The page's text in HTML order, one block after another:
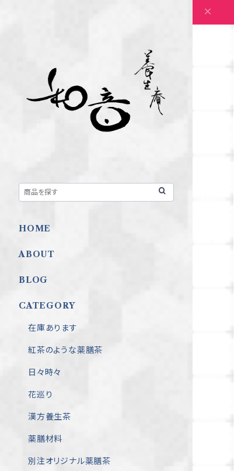
HOME
ABOUT
BLOG
CATEGORY
在庫あります
紅茶のような薬膳茶
日々時々
花巡り
漢方養生茶
薬膳材料
別注オリジナル薬膳茶